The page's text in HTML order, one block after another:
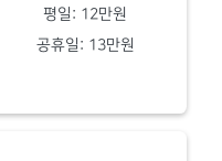
평일: 12만원
공휴일: 13만원